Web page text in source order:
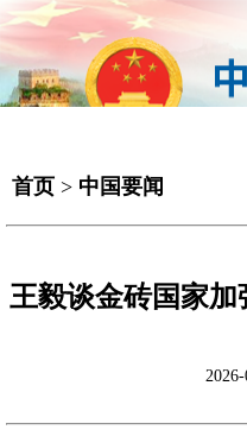
首页 > 中国要闻
王毅谈金砖国家